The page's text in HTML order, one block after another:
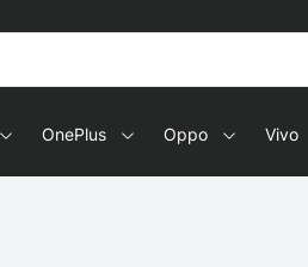
OnePlus Oppo Vivo